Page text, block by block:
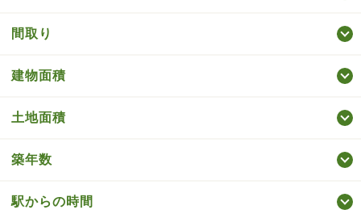
間取り
建物面積
土地面積
築年数
駅からの時間